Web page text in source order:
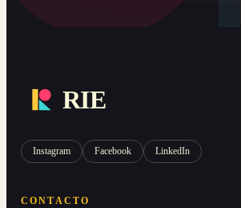
RIE
Instagram Facebook LinkedIn
CONTACTO